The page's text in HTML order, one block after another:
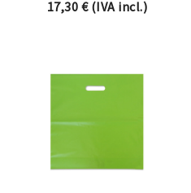
17,30 €(IVA incl.)